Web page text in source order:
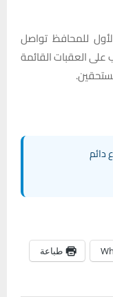
للمحافظ تواصل
على العقبات القائمة
دائم
طباعة